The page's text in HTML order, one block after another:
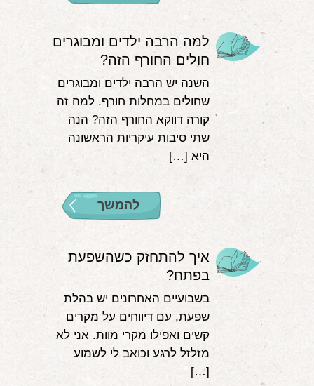
למה הרבה ילדים ומבוגרים
חולים החורף הזה?
השנה יש הרבה ילדים ומבוגרים
שחולים במחלות חורף. למה זה
קורה דווקא החורף הזה? הנה
שתי סיבות עיקריות הראשונה
היא […]
להמשך
איך להתחזק כשהשפעת
בפתח?
בשבועיים האחרונים יש בהלת
שפעת, עם דיווחים על מקרים
קשים ואפילו מקרי מוות. אני לא
מזלזל לרגע וכואב לי לשמוע
[…]